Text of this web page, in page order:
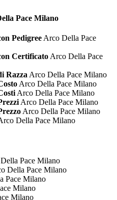
Pace Milano
Pedigree Arco Della Pace
Certificato Arco Della Pace
Razza Arco Della Pace Milano
Arco Della Pace Milano
Arco Della Pace Milano
Arco Della Pace Milano
Arco Della Pace Milano
Della Pace Milano
Pace Milano
Della Pace Milano
Pace Milano
Milano
Milano